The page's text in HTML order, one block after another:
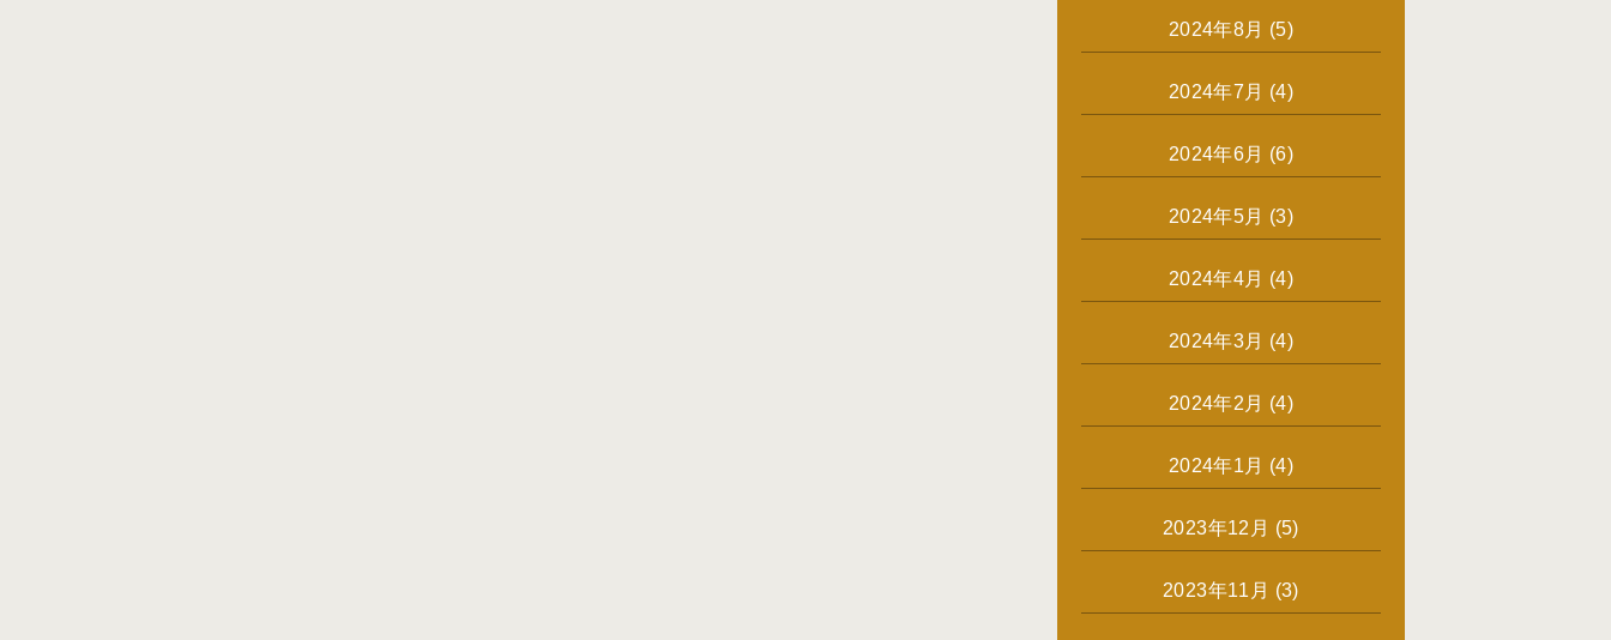
2024年8月 (5)
2024年7月 (4)
2024年6月 (6)
2024年5月 (3)
2024年4月 (4)
2024年3月 (4)
2024年2月 (4)
2024年1月 (4)
2023年12月 (5)
2023年11月 (3)